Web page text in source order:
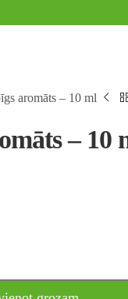
aromāts – 10 ml
– 10